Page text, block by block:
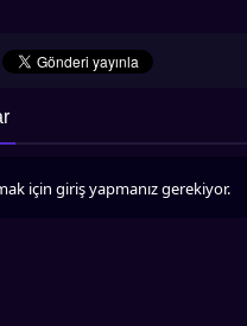
için giriş yapmanız gerekiyor.